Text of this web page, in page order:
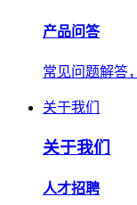
产品问答
常见问题解答
关于我们
关于我们
人才招聘